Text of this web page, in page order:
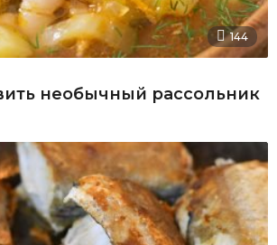
144
необычный рассольник